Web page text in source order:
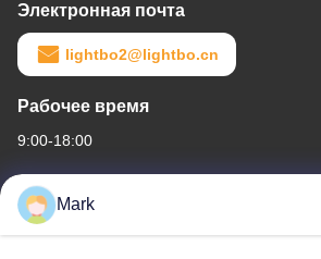
Электронная почта
lightbo2@lightbo.cn
Рабочее время
9:00-18:00
Наш адрес
Адрес компании
Mark